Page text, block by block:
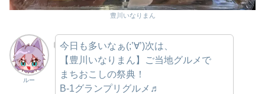
豊川いなりまん
ルー
今日も多いなぁ(;’∀’)次は、
【豊川いなりまん】ご当地グルメで
まちおこしの祭典！
B-1グランプリグルメ♬